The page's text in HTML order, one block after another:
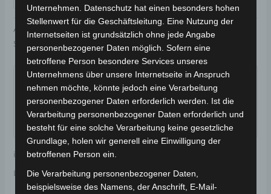
Artikelnummer: 201071-0101-001-000 Kategorie:VISTA
Schlagwort:
Karosserie & Verkleidung
Garantiert sicherer Checkout
inkl. 19 % MwSt.Kostenloser Versand
Lieferzeit:Versandfertig innerhalb 24 Stunden*
Unternehmen. Datenschutz hat einen besonders hohen
Stellenwert für die Geschäftsleitung. Eine Nutzung der
Internetseiten ist grundsätzlich ohne jede Angabe
personenbezogener Daten möglich. Sofern eine
betroffene Person besondere Services unseres
Unternehmens über unsere Internetseite in Anspruch
nehmen möchte, könnte jedoch eine Verarbeitung
personenbezogener Daten erforderlich werden. Ist die
Verarbeitung personenbezogener Daten erforderlich und
besteht für eine solche Verarbeitung keine gesetzliche
Grundlage, holen wir generell eine Einwilligung der
betroffenen Person ein.
Die Verarbeitung personenbezogener Daten,
beispielsweise des Namens, der Anschrift, E-Mail-